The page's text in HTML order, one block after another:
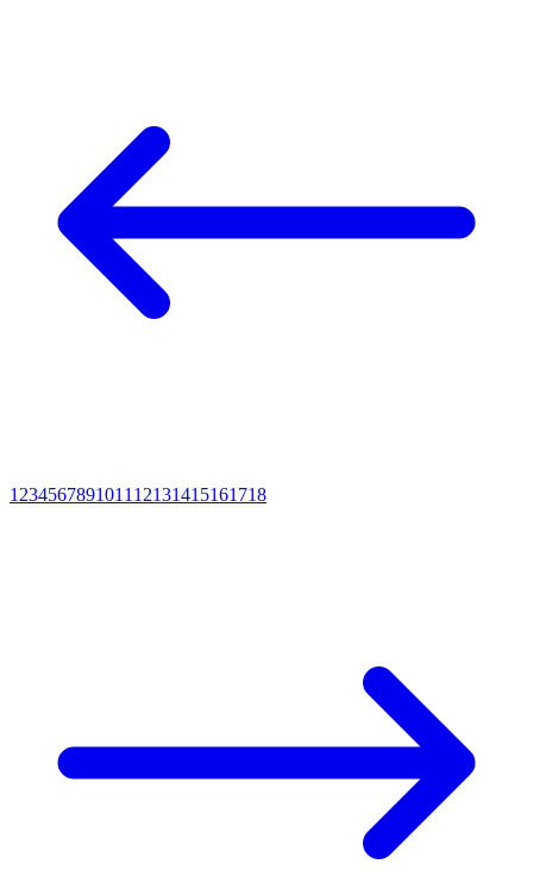
1 234567891011 12131415161718